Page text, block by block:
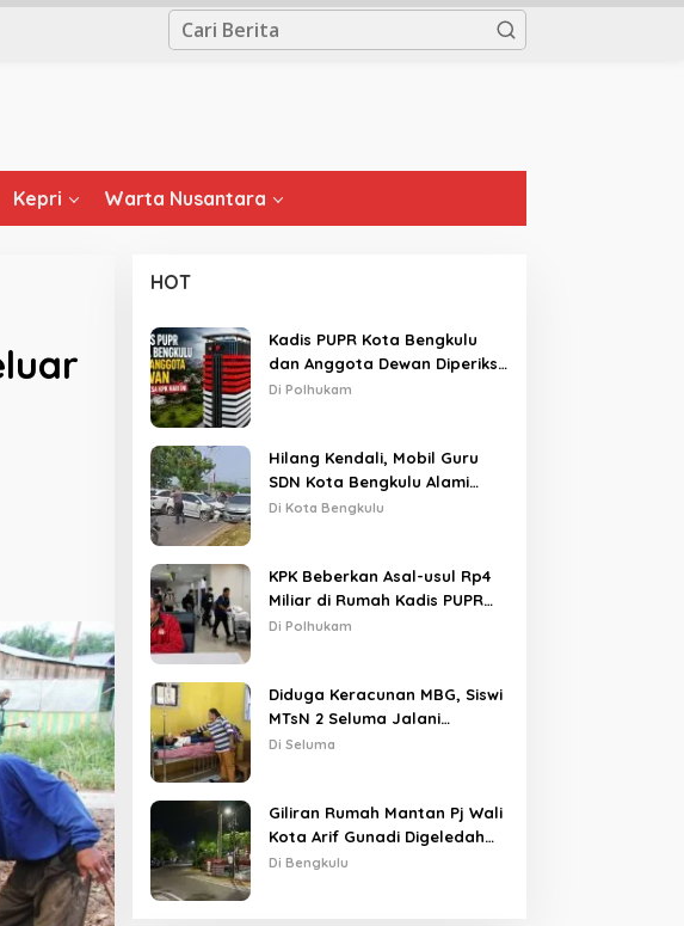
Kepri Warta Nusantara
HOT
Kadis PUPR Kota Bengkulu
dan Anggota Dewan Diperiksa
KPK Hari Ini
Di Polhukam
Hilang Kendali, Mobil Guru
SDN Kota Bengkulu Alami
Tabrakan Beruntun di Lampu
Di Kota Bengkulu
KPK Beberkan Asal-usul Rp4
Miliar di Rumah Kadis PUPR
Kota Bengkulu
Di Polhukam
Diduga Keracunan MBG, Siswi
MTsN 2 Seluma Jalani
Perawatan Intensif di RSUD
Di Seluma
Giliran Rumah Mantan Pj Wali
Kota Arif Gunadi Digeledah
KPK, Sinyal Pengusutan
Di Bengkulu